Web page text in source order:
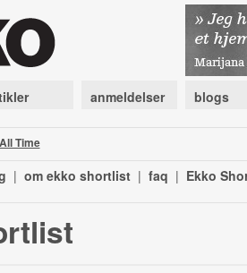
anmeldelser blogs
All Time
| om ekko shortlist | faq | Ekko